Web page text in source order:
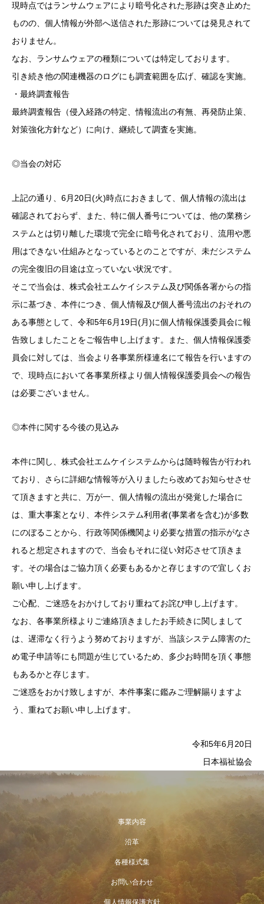
現時点ではランサムウェアにより暗号化された形跡は突き止めた
ものの、個人情報が外部へ送信された形跡については発見されて
おりません。
なお、ランサムウェアの種類については特定しております。
引き続き他の関連機器のログにも調査範囲を広げ、確認を実施。
・最終調査報告
最終調査報告（侵入経路の特定、情報流出の有無、再発防止策、
対策強化方針など）に向け、継続して調査を実施。
◎当会の対応
上記の通り、6月20日(火)時点におきまして、個人情報の流出は
確認されておらず、また、特に個人番号については、他の業務シ
ステムとは切り離した環境で完全に暗号化されており、流用や悪
用はできない仕組みとなっているとのことですが、未だシステム
の完全復旧の目途は立っていない状況です。
そこで当会は、株式会社エムケイシステム及び関係各署からの指
示に基づき、本件につき、個人情報及び個人番号流出のおそれの
ある事態として、令和5年6月19日(月)に個人情報保護委員会に報
告致しましたことをご報告申し上げます。また、個人情報保護委
員会に対しては、当会より各事業所様連名にて報告を行いますの
で、現時点において各事業所様より個人情報保護委員会への報告
は必要ございません。
◎本件に関する今後の見込み
本件に関し、株式会社エムケイシステムからは随時報告が行われ
ており、さらに詳細な情報等が入りましたら改めてお知らせさせ
て頂きますと共に、万が一、個人情報の流出が発覚した場合に
は、重大事案となり、本件システム利用者(事業者を含む)が多数
にのぼることから、行政等関係機関より必要な措置の指示がなさ
れると想定されますので、当会もそれに従い対応させて頂きま
す。その場合はご協力頂く必要もあるかと存じますので宜しくお
願い申し上げます。
ご心配、ご迷惑をおかけしており重ねてお詫び申し上げます。
なお、各事業所様よりご連絡頂きましたお手続きに関しまして
は、遅滞なく行うよう努めておりますが、当該システム障害のた
め電子申請等にも問題が生じているため、多少お時間を頂く事態
もあるかと存じます。
ご迷惑をおかけ致しますが、本件事案に鑑みご理解賜りますよ
う、重ねてお願い申し上げます。
令和5年6月20日
日本福祉協会
事業内容
沿革
各種様式集
お問い合わせ
個人情報保護方針